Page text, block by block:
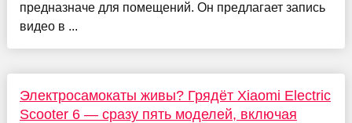
предназначе для помещений. Он предлагает запись
видео в ...
Электросамокаты живы? Грядёт Xiaomi Electric
Scooter 6 — сразу пять моделей, включая